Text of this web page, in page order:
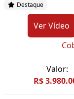
Destaque
Ver Vídeo
Valor:
R$